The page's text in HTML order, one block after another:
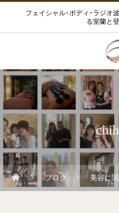
フェイシャル･ボディ･ラジオ
る室蘭と
ブログ 美容に